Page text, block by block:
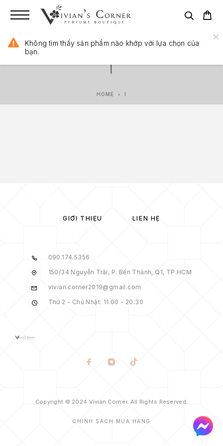
I
HOME I
GIỚI THIỆU LIÊN HỆ
090.174.5356
150/34 Nguyễn Trãi, P. Bến Thành, Q1, TP.HCM
vivian.corner2019@gmail.com
Thứ 2 - Chủ Nhật: 11:00 - 20:30
Copyright © 2024 Vivian Corner. All Rights Reserved.
CHÍNH SÁCH MUA HÀNG
Không tìm thấy sản phẩm nào khớp với lựa chọn của
bạn.